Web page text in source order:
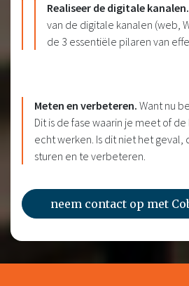
Realiseer de digitale kanalen.
van de digitale kanalen (web,
de 3 essentiële pilaren van
Meten en verbeteren. Want nu
Dit is de fase waarin je meet of
echt werken. Is dit niet het geval,
sturen en te verbeteren.
neem contact op met